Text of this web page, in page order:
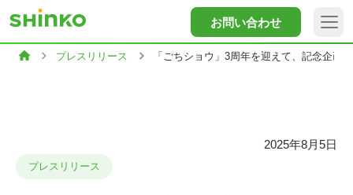
お問い合わせ
プレスリリース 「ごちショウ」3周年を迎えて、記念企画
2025年8月5日
プレスリリース